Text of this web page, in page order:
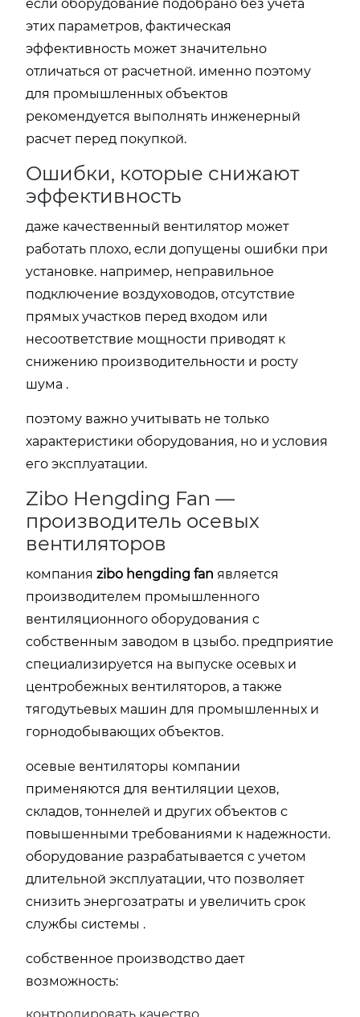
если оборудование подобрано без учета
этих параметров, фактическая
эффективность может значительно
отличаться от расчетной. именно поэтому
для промышленных объектов
рекомендуется выполнять инженерный
расчет перед покупкой.
Ошибки, которые снижают
эффективность
даже качественный вентилятор может
работать плохо, если допущены ошибки при
установке. например, неправильное
подключение воздуховодов, отсутствие
прямых участков перед входом или
несоответствие мощности приводят к
снижению производительности и росту
шума .
поэтому важно учитывать не только
характеристики оборудования, но и условия
его эксплуатации.
Zibo Hengding Fan —
производитель осевых
вентиляторов
компания zibo hengding fan является
производителем промышленного
вентиляционного оборудования с
собственным заводом в цзыбо. предприятие
специализируется на выпуске осевых и
центробежных вентиляторов, а также
тягодутьевых машин для промышленных и
горнодобывающих объектов.
осевые вентиляторы компании
применяются для вентиляции цехов,
складов, тоннелей и других объектов с
повышенными требованиями к надежности.
оборудование разрабатывается с учетом
длительной эксплуатации, что позволяет
снизить энергозатраты и увеличить срок
службы системы .
собственное производство дает
возможность: